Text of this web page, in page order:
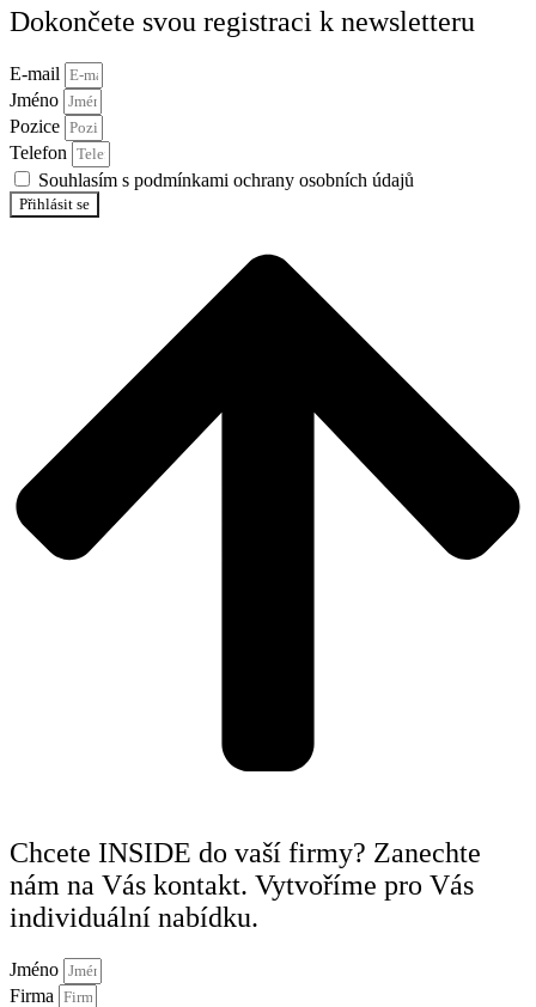
Dokončete svou registraci k newsletteru
E-mail
Jméno
Pozice
Telefon
Souhlasím s podmínkami ochrany osobních údajů
Přihlásit se
Chcete INSIDE do vaší firmy? Zanechte
nám na Vás kontakt. Vytvoříme pro Vás
individuální nabídku.
Jméno
Firma